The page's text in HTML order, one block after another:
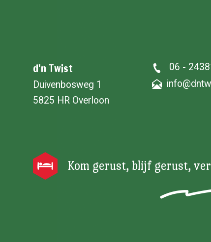
d'n Twist
Duivenbosweg 1
5825 HR Overloon
06 -
Kom gerust, blijf gerust,